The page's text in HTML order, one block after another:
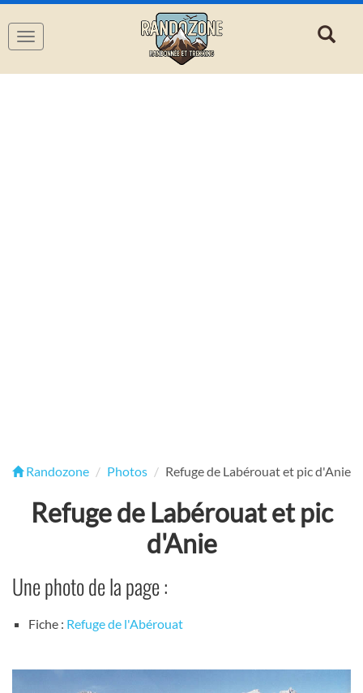
Navigation
Randozone Photos Refuge de Labérouat et pic d'Anie
Refuge de Labérouat et pic
d'Anie
Une photo de la page :
Fiche : Refuge de l'Abérouat